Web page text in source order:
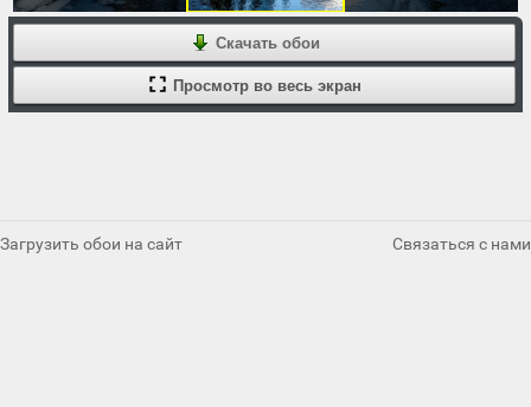
Скачать обои
Просмотр во весь экран
Загрузить обои на сайт Связаться с нами